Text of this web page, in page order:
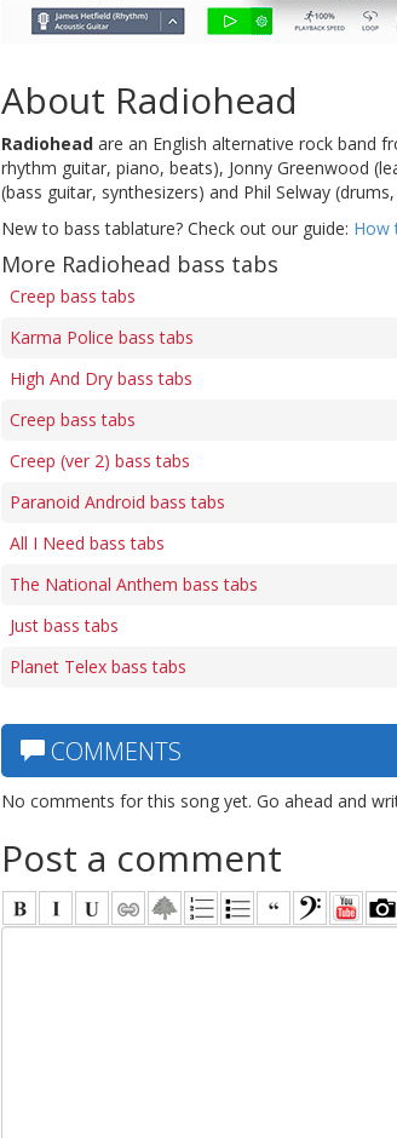
About Radiohead
Radiohead are an English alternative rock band
rhythm guitar, piano, beats), Jonny Greenwood
(bass guitar, synthesizers) and Phil Selway
New to bass tablature? Check out our guide: How
More Radiohead bass tabs
Creep bass tabs
Karma Police bass tabs
High And Dry bass tabs
Creep bass tabs
Creep (ver 2) bass tabs
Paranoid Android bass tabs
All I Need bass tabs
The National Anthem bass tabs
Just bass tabs
Planet Telex bass tabs
COMMENTS
No comments for this song yet. Go ahead and
Post a comment